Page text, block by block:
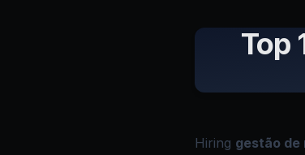
Top
Hiring gestão de